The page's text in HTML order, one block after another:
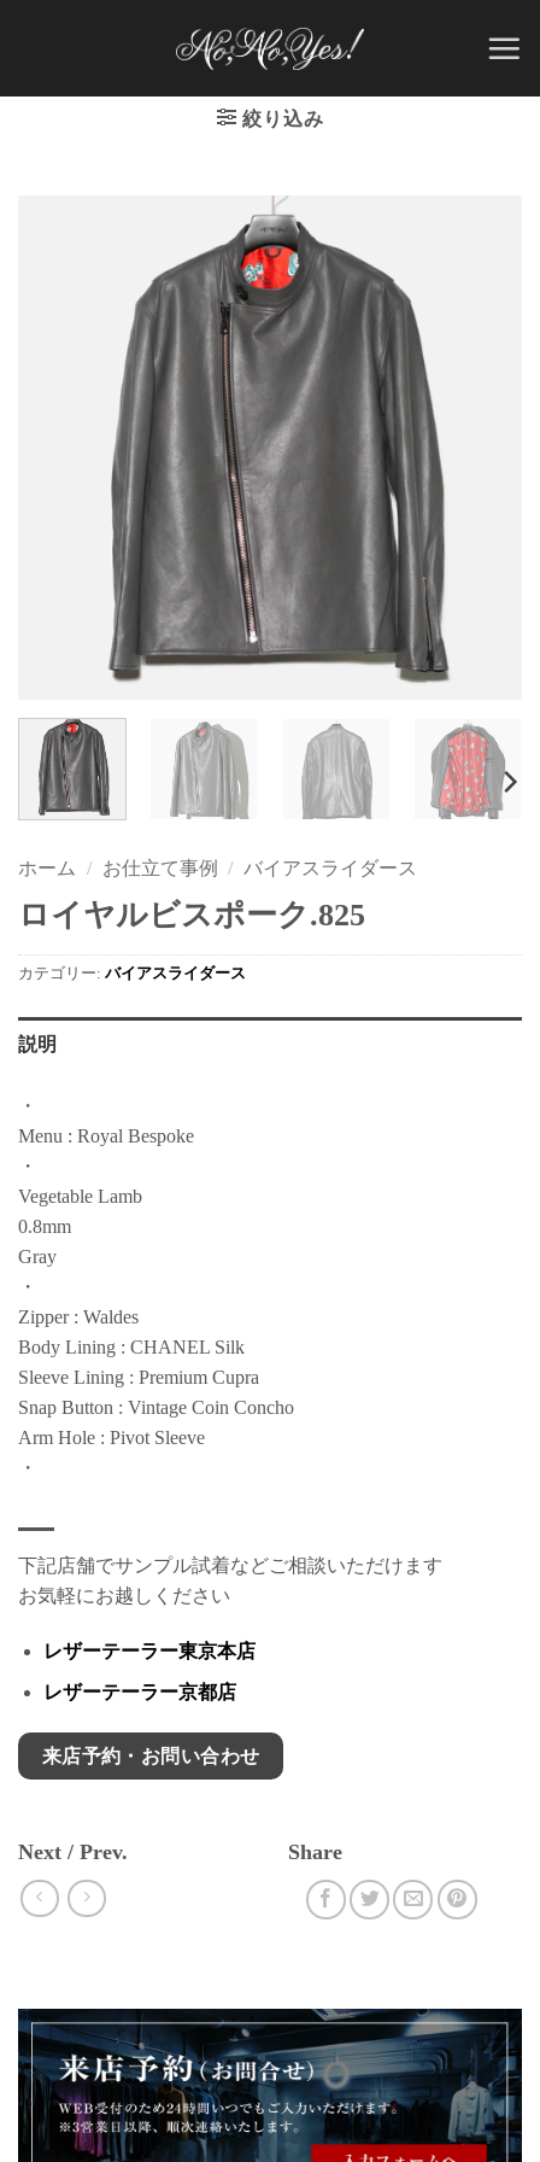
絞り込み
ホーム / お仕立て事例 / バイアスライダース
ロイヤルビスポーク.825
カテゴリー: バイアスライダース
説明
・
Menu : Royal Bespoke
・
Vegetable Lamb
0.8mm
Gray
・
Zipper : Waldes
Body Lining : CHANEL Silk
Sleeve Lining : Premium Cupra
Snap Button : Vintage Coin Concho
Arm Hole : Pivot Sleeve
・
下記店舗でサンプル試着などご相談いただけます
お気軽にお越しください
レザーテーラー東京本店
レザーテーラー京都店
来店予約・お問い合わせ
Next / Prev. Share